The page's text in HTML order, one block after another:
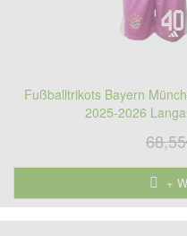
Fußballtrikots Bayern
2025-2026
+